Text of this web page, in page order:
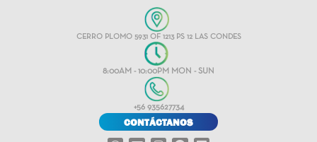
CERRO PLOMO 5931 OF 1213 PS 12 LAS CONDES
8:00AM - 10:00PM MON - SUN
+56 935627734
CONTÁCTANOS